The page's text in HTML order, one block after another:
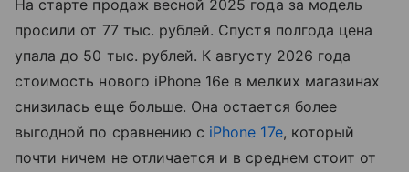
На старте продаж весной 2025 года за модель
просили от 77 тыс. рублей. Спустя полгода цена
упала до 50 тыс. рублей. К августу 2026 года
стоимость нового iPhone 16e в мелких магазинах
снизилась еще больше. Она остается более
выгодной по сравнению с iPhone 17e, который
почти ничем не отличается и в среднем стоит от